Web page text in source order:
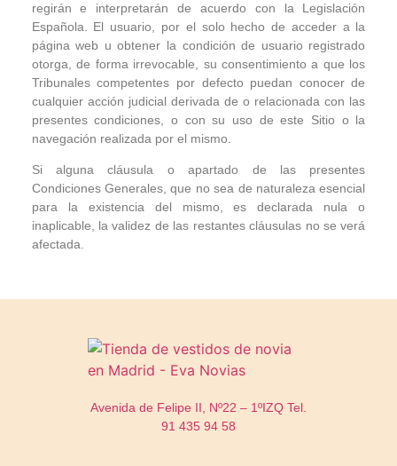
regirán e interpretarán de acuerdo con la Legislación
Española. El usuario, por el solo hecho de acceder a la
página web u obtener la condición de usuario registrado
otorga, de forma irrevocable, su consentimiento a que los
Tribunales competentes por defecto puedan conocer de
cualquier acción judicial derivada de o relacionada con las
presentes condiciones, o con su uso de este Sitio o la
navegación realizada por el mismo.
Si alguna cláusula o apartado de las presentes
Condiciones Generales, que no sea de naturaleza esencial
para la existencia del mismo, es declarada nula o
inaplicable, la validez de las restantes cláusulas no se verá
afectada.
Avenida de Felipe II, Nº22 – 1ºIZQ Tel.
91 435 94 58